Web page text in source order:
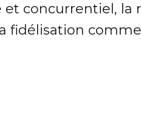
concurrentiel, la
fidélisation